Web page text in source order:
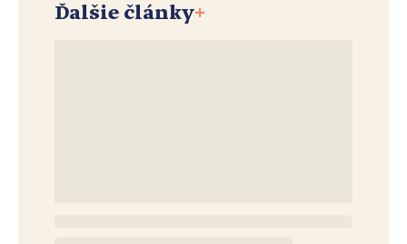
Ďalšie články+